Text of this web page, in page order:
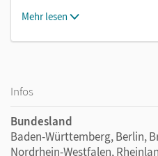
Mehr lesen
Infos
Bundesland
Baden-Württemberg, Berlin,
Nordrhein-Westfalen,